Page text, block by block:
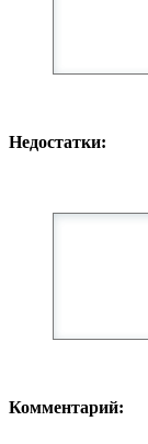
Недостатки:
Комментарий: